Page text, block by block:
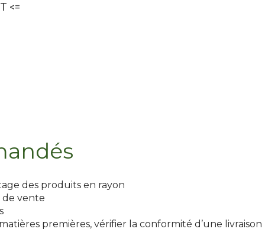
<=
des produits en rayon
de vente
premières, vérifier la conformité d’une livraison